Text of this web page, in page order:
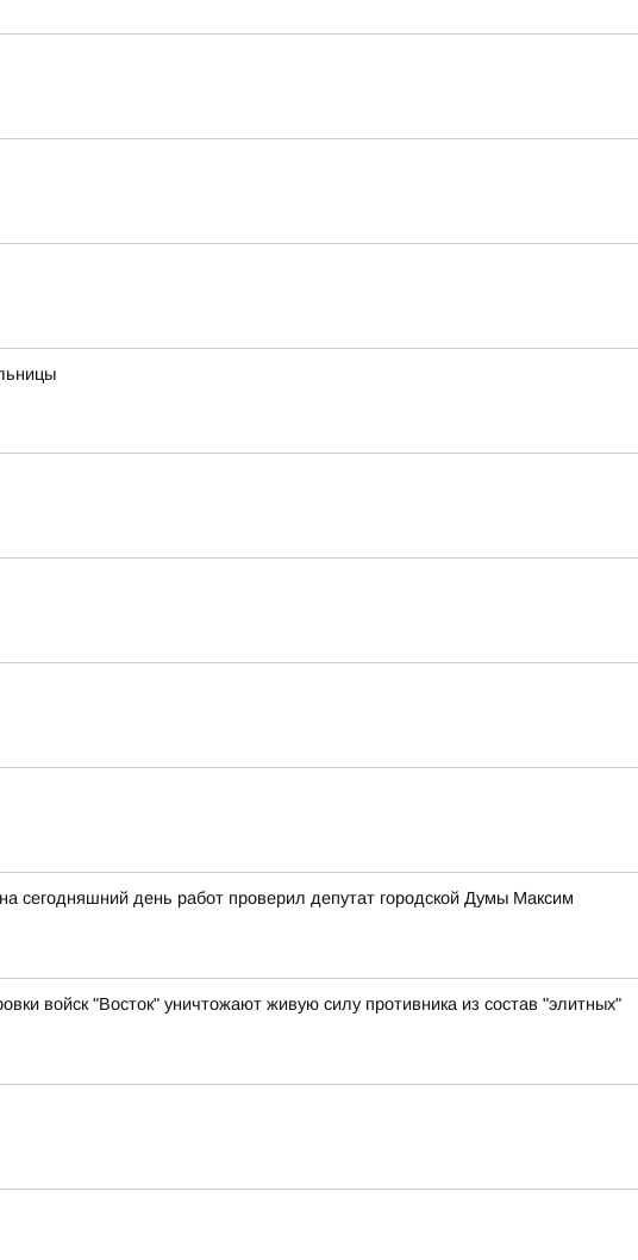
сегодняшний день работ проверил депутат городской Думы Максим
войск "Восток" уничтожают живую силу противника из состав "элитных"